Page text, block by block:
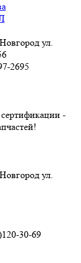
ул.
2695
-
ул.
30-69